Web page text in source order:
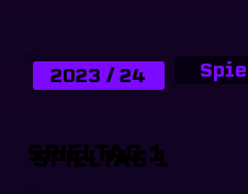
SPIELTAG 1
SPIELTAG 1
2023 / 24